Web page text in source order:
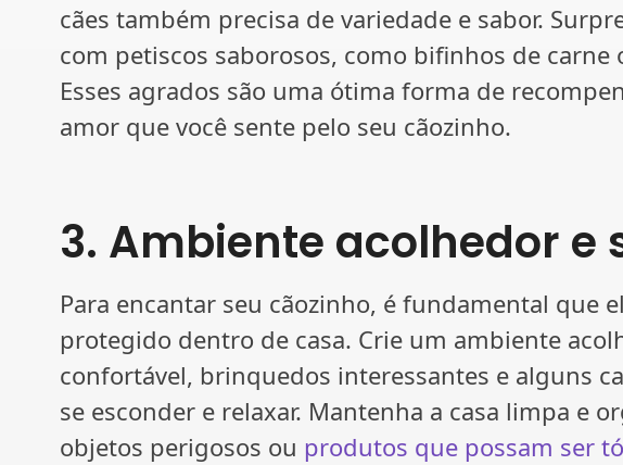
cães também precisa de variedade e sabor.
com petiscos saborosos, como bifinhos de
Esses agrados são uma ótima forma de
amor que você sente pelo seu cãozinho.
3. Ambiente acolhedor e
Para encantar seu cãozinho, é fundamental que
protegido dentro de casa. Crie um ambiente
confortável, brinquedos interessantes e alguns
se esconder e relaxar. Mantenha a casa limpa e
objetos perigosos ou produtos que possam ser